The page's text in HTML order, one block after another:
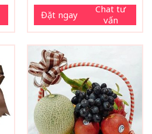
Đặt ngay
Chat tư
vấn